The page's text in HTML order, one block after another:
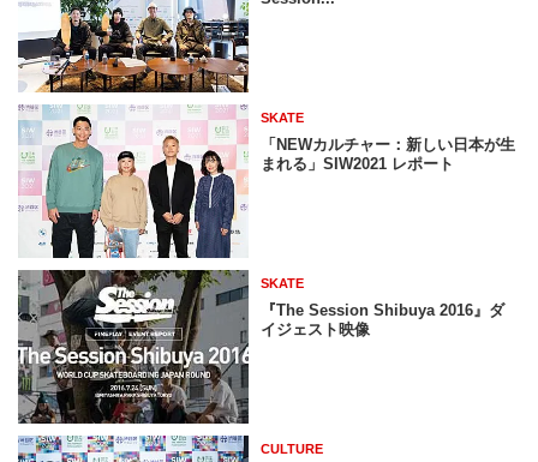
SKATE
「NEWカルチャー：新しい日本が生
まれる」SIW2021 レポート
SKATE
『The Session Shibuya 2016』ダ
イジェスト映像
CULTURE